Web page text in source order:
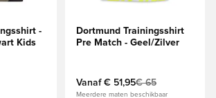
-
Kids
Dortmund Trainingsshirt
Pre Match - Geel/Zilver
Vanaf € 51,95€ 65
Meerdere maten beschikbaar